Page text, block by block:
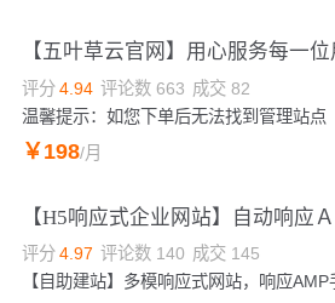
评分 4.94 评论数 663 成交 82
￥198/月
评分 4.97 评论数 140 成交 145